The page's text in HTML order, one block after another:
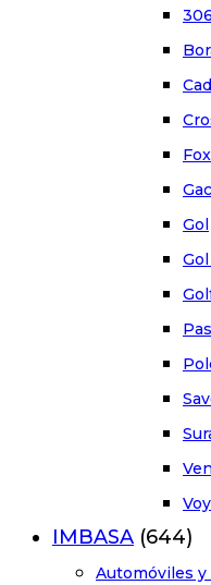
306
Fox
Gol
IMBASA (644)
Automóviles